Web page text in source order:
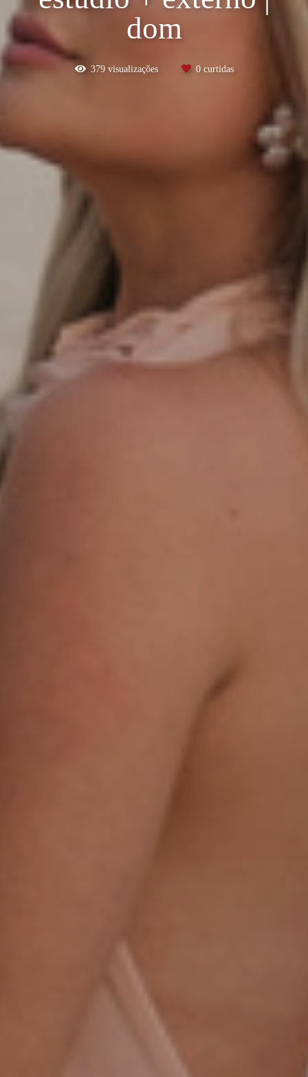
dom
379visualizações 0curtidas